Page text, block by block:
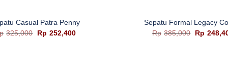
Casual Patra Penny
325,000
Harga
aslinya
Rp 252,400Harga
Sepatu Formal Legacy
Rp 385,000
Harga
aslinya
Rp